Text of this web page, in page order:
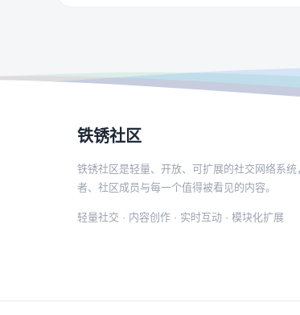
铁锈社区
铁锈社区是轻量、开放、可扩展的社交网络系统
者、社区成员与每一个值得被看见的内容。
轻量社交 · 内容创作 · 实时互动 · 模块化扩展